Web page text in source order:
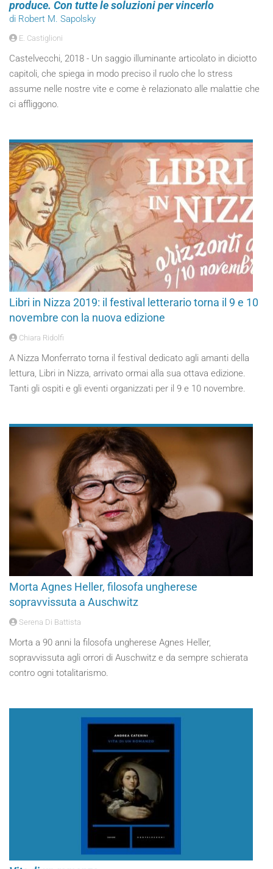
produce. Con tutte le soluzioni per vincerlo
di Robert M. Sapolsky
E. Castiglioni
Castelvecchi, 2018 - Un saggio illuminante articolato in diciotto
capitoli, che spiega in modo preciso il ruolo che lo stress
assume nelle nostre vite e come è relazionato alle malattie che
ci affliggono.
Libri in Nizza 2019: il festival letterario torna il 9 e 10
novembre con la nuova edizione
Chiara Ridolfi
A Nizza Monferrato torna il festival dedicato agli amanti della
lettura, Libri in Nizza, arrivato ormai alla sua ottava edizione.
Tanti gli ospiti e gli eventi organizzati per il 9 e 10 novembre.
Morta Agnes Heller, filosofa ungherese
sopravvissuta a Auschwitz
Serena Di Battista
Morta a 90 anni la filosofa ungherese Agnes Heller,
sopravvissuta agli orrori di Auschwitz e da sempre schierata
contro ogni totalitarismo.